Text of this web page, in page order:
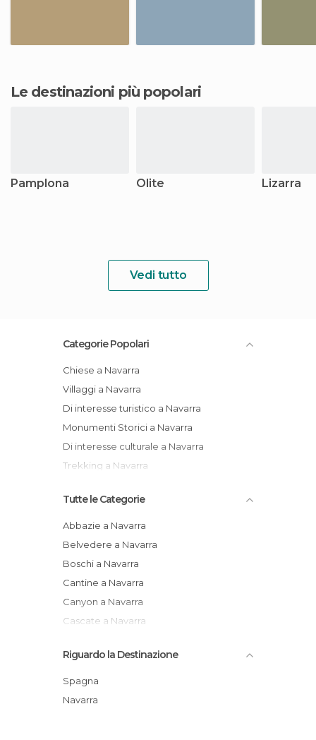
Le destinazioni più popolari
Pamplona Olite Lizarra
Vedi tutto
Categorie Popolari
Chiese a Navarra
Villaggi a Navarra
Di interesse turistico a Navarra
Monumenti Storici a Navarra
Di interesse culturale a Navarra
Trekking a Navarra
Tutte le Categorie
Abbazie a Navarra
Belvedere a Navarra
Boschi a Navarra
Cantine a Navarra
Canyon a Navarra
Cascate a Navarra
Cattedrali a Navarra
Chiese a Navarra
Città a Navarra
Riguardo la Destinazione
Spagna
Navarra